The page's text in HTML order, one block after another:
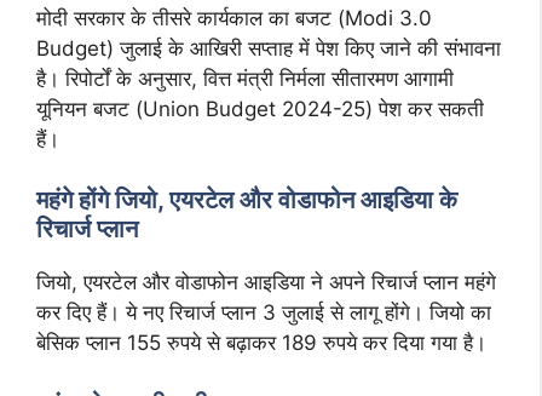
मोदी सरकार के तीसरे कार्यकाल का बजट (Modi 3.0
Budget) जुलाई के आखिरी सप्ताह में पेश किए जाने की संभावना
है। रिपोर्टों के अनुसार, वित्त मंत्री निर्मला सीतारमण आगामी
यूनियन बजट (Union Budget 2024-25) पेश कर सकती
हैं।
महंगे होंगे जियो, एयरटेल और वोडाफोन आइडिया के
रिचार्ज प्लान
जियो, एयरटेल और वोडाफोन आइडिया ने अपने रिचार्ज प्लान महंगे
कर दिए हैं। ये नए रिचार्ज प्लान 3 जुलाई से लागू होंगे। जियो का
बेसिक प्लान 155 रुपये से बढ़ाकर 189 रुपये कर दिया गया है।